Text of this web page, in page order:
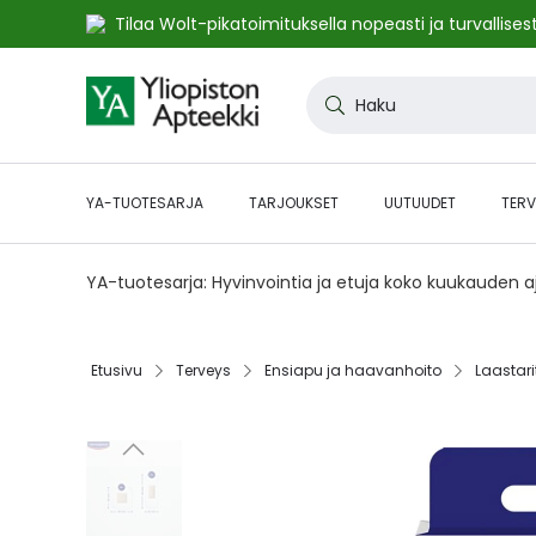
Tilaa Wolt-pikatoimituksella nopeasti ja
to
Content
YA-TUOTESARJA TARJOUKSET UUTUUDET
YA-tuotesarja: Hyvinvointia ja etuja koko
Etusivu‎ Terveys‎ Ensiapu ja haavanhoito‎
Skip
the
end